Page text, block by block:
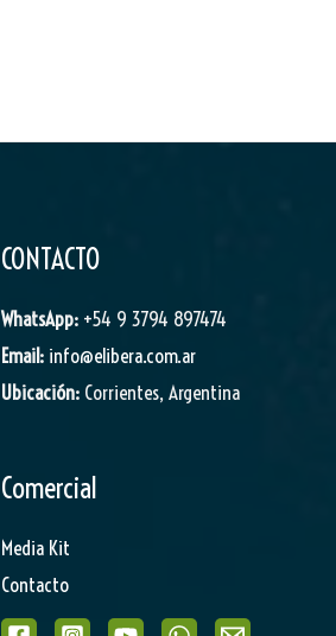
CONTACTO
WhatsApp: +54 9 3794 897474
Email: info@elibera.com.ar
Ubicación: Corrientes, Argentina
Comercial
Media Kit
Contacto